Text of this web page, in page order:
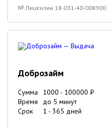
№ Лицензии 18-031-40-008900
Доброзайм
Сумма 1000 - 100000 ₽
Время
до 5 минут
Срок
1 - 365 дней